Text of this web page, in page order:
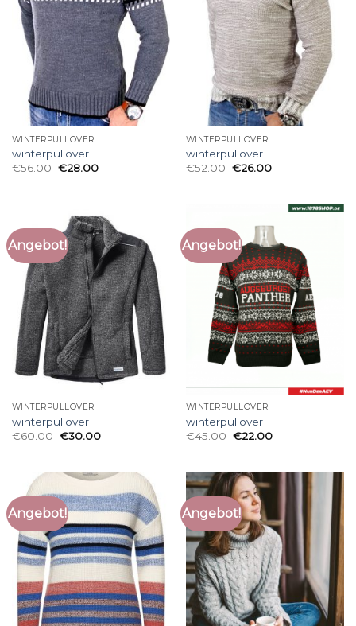
WINTERPULLOVER
winterpullover
€56.00 €28.00
WINTERPULLOVER
winterpullover
€52.00 €26.00
Angebot!
WINTERPULLOVER
winterpullover
€60.00 €30.00
Angebot!
WINTERPULLOVER
winterpullover
€45.00 €22.00
Angebot! Angebot!